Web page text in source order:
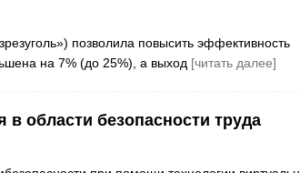
позволила повысить эффективность
на 7% (до 25%), а выход [читать далее]
в области безопасности труда